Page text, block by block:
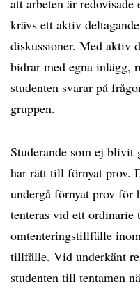
att arbeten är
krävs ett aktiv
diskussioner. Med aktiv
bidrar med egna inlägg,
studenten svarar på
gruppen.
Studerande som ej
har rätt till förnyat prov.
undergå förnyat prov för
tenteras vid ett
omtenteringstillfälle
tillfälle. Vid underkänt
studenten till tentamen